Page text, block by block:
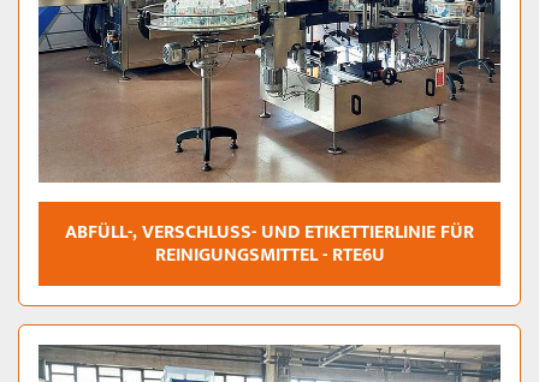
ABFÜLL-, VERSCHLUSS- UND ETIKETTIERLINIE FÜR
REINIGUNGSMITTEL - RTE6U